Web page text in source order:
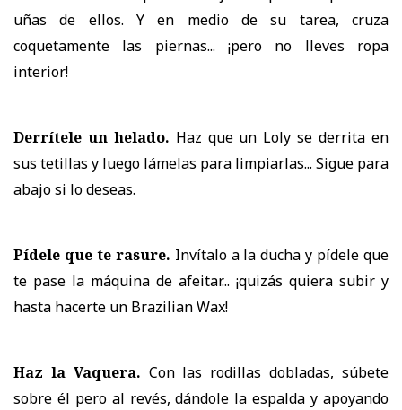
uñas de ellos. Y en medio de su tarea, cruza
coquetamente las piernas... ¡pero no lleves ropa
interior!
Derrítele un helado. Haz que un Loly se derrita en
sus tetillas y luego lámelas para limpiarlas... Sigue para
abajo si lo deseas.
Pídele que te rasure. Invítalo a la ducha y pídele que
te pase la máquina de afeitar... ¡quizás quiera subir y
hasta hacerte un Brazilian Wax!
Haz la Vaquera. Con las rodillas dobladas, súbete
sobre él pero al revés, dándole la espalda y apoyando